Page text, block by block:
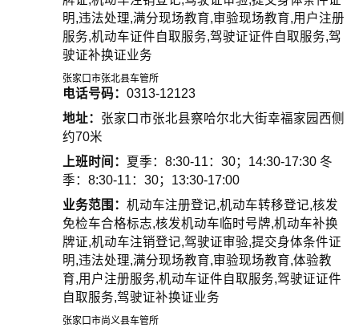
明,违法处理,满分现场教育,审验现场教育,用户注册
服务,机动车证件自取服务,驾驶证证件自取服务,驾
驶证补换证业务
张家口市张北县车管所
电话号码： 0313-12123
地址： 张家口市张北县察哈尔北大街幸福家园西侧
约70米
上班时间： 夏季：8:30-11：30；14:30-17:30 冬
季：8:30-11：30；13:30-17:00
业务范围： 机动车注册登记,机动车转移登记,核发
免检车合格标志,核发机动车临时号牌,机动车补换
牌证,机动车注销登记,驾驶证审验,提交身体条件证
明,违法处理,满分现场教育,审验现场教育,体验教
育,用户注册服务,机动车证件自取服务,驾驶证证件
自取服务,驾驶证补换证业务
张家口市尚义县车管所